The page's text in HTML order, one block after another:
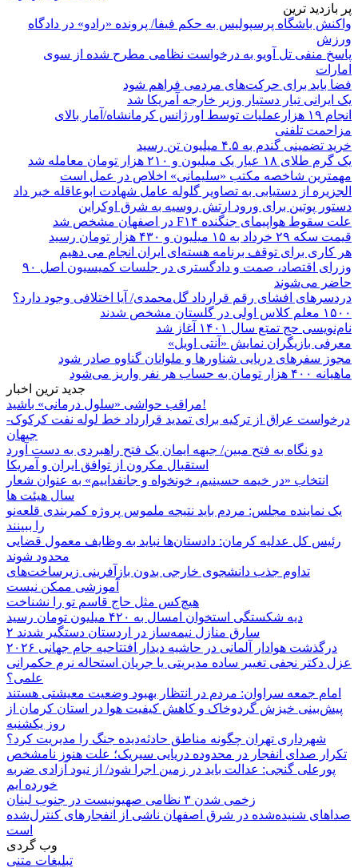
پر بازدید ترین
واکنش باشگاه پرسپولیس به حکم فیفا/ پرونده «رادو» در دادگاه
ورزش
پاسخ منفی تل آویو به درخواست نظامی مطرح شده از سوی
امارات
فضا باید برای حرکت‌های مردمی فراهم شود
یک ایرانی تبار دستیار وزیر خارجه آمریکا شد
انجام ۱۹ هزارعملیات توسط اورژانس کرمانشاه/آمار بالای
مزاحمت تلفنی
خرید تضمینی گندم به ۴.۵ میلیون تن رسید
یک گرم طلای ۱۸ عیار یک میلیون و ۲۱۰ هزار تومان معامله شد
مهمترین شاخصه مکتب «سلیمانی» اخلاص در عمل است
الجزیره از دستیابی به تصاویر گلوله عامل شهادت ابوعاقله خبر داد
دستور پوتین برای ورود ارتش روسیه به شرق اوکراین
علت سقوط هواپیمای جنگنده F۱۴ در اصفهان مشخص شد
قیمت سکه ۲۹ خرداد به ۱۵ میلیون و ۴۳۰ هزار تومان رسید
هر کاری برای توقف برنامه هسته‌ای ایران انجام می دهیم
وزرای اقتصاد، صمت و دادگستری در جلسات کمیسیون اصل ۹۰
حاضر می‌شوند
دردسرهای افشای رقم قرارداد گل‌محمدی/ آیا اختلافی وجود دارد؟
۱۵۰۰ معلم کلاس اولی در گلستان مشخص شدند
نام‌نویسی حج تمتع سال ۱۴۰۱ آغاز شد
معرفی بازیگران نمایش «آنتی اویل»
مجوز سفرهای دریایی شناورها و ملوانان گناوه صادر شود
ماهیانه ۴۰۰ هزار تومان به حساب هر نفر واریز می‌شود
جدید ترین اخبار
مراقب حواشی «سلول درمانی» باشید!
درخواست عراق از ترکیه برای تمدید قرارداد خط لوله نفت کرکوک-
جیهان
دو نگاه به فتح مبین/ جبهه ایمان یک فتح راهبردی به دست آورد
استقبال مکرون از توافق ایران و آمریکا
انتخاب «در خیمه حسینیم، خونخواه و جانفداییم» به عنوان شعار
سال هیئت ها
یک نماینده مجلس: مردم باید نتیجه ملموس پروژه کمربندی قلعه‌نو
را ببینند
رئیس کل عدلیه کرمان: دادستان‌ها نباید به وظایف معمول قضایی
محدود شوند
تداوم جذب دانشجوی خارجی بدون بازآفرینی زیرساخت‌های
آموزشی ممکن نیست
هیچ‌کس مثل حاج قاسم تو را نشناخت
دیه شکستگی استخوان امسال به ۴۲۰ میلیون تومان رسید
۲ سارق منازل نیمه‌ساز در اردستان دستگیر شدند
درگذشت هوادار آلمانی در حاشیه دیدار افتتاحیه جام جهانی ۲۰۲۶
عزل دکتر نجفی تغییر ساده مدیریتی یا جریان استحاله نرم حکمرانی
علمی؟
امام جمعه سراوان: مردم در انتظار بهبود وضعیت معیشتی هستند
پیش‌بینی خیزش گردوخاک و کاهش کیفیت هوا در استان کرمان از
روز یکشنبه
شهرداری تهران چگونه مناطق حادثه‌دیده جنگ را مدیریت کرد؟
تکرار صدای انفجار در محدوده دریایی سیریک؛ علت هنوز نامشخص
پورعلی گنجی: عدالت باید در زمین اجرا شود/ از نبود آزادی ضربه
خورده ایم
زخمی شدن ۳ نظامی صهیونیست در جنوب لبنان
صداهای شنیده‌شده در شرق اصفهان ناشی از انفجارهای کنترل‌شده
است
وب گردی
تبلیغات متنی